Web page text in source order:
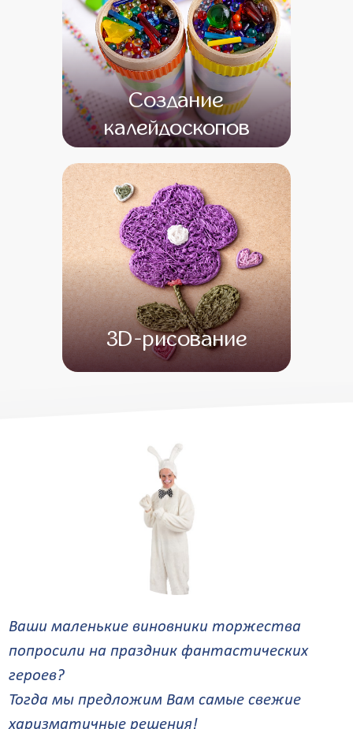
Создание
калейдоскопов
от 14 500 от 1
3D-рисование
Ваши маленькие виновники торжества
попросили на праздник фантастических
героев?
Тогда мы предложим Вам самые свежие
харизматичные решения!